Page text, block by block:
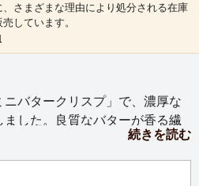
、さまざまな理由により処分される在庫
しています。
バタークリスプ」で、濃厚な
した。良質なバターが香る繊
バニラの調和が楽しめる贅沢な
ムにぴったりです。
続きを読む